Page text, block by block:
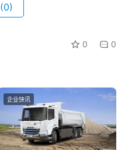
(0)
0 0
企业快讯